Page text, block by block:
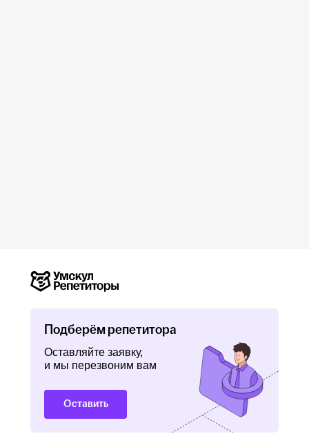
Подберём репетитора
Оставляйте заявку,
и мы перезвоним вам
Оставить